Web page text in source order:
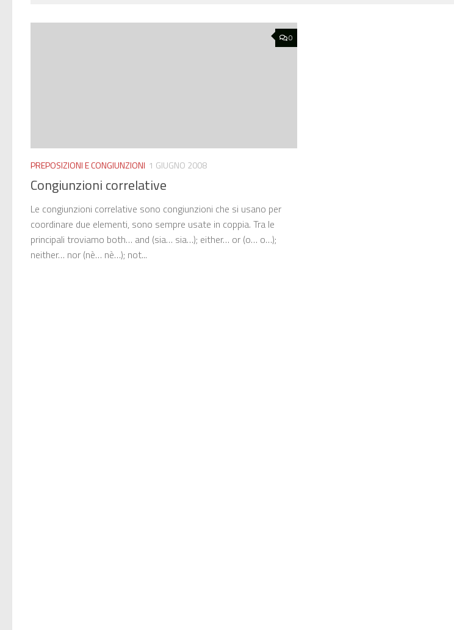
0
PREPOSIZIONI E CONGIUNZIONI 1 GIUGNO 2008
Congiunzioni correlative
Le congiunzioni correlative sono congiunzioni che si usano per
coordinare due elementi, sono sempre usate in coppia. Tra le
principali troviamo both… and (sia… sia…); either… or (o… o…);
neither… nor (nè… nè…); not...